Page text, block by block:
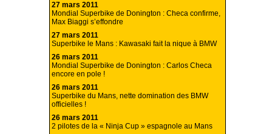
27 mars 2011
Mondial Superbike de Donington : Checa confirme,
Max Biaggi s’effondre
27 mars 2011
Superbike le Mans : Kawasaki fait la nique à BMW
26 mars 2011
Mondial Superbike de Donington : Carlos Checa
encore en pole !
26 mars 2011
Superbike du Mans, nette domination des BMW
officielles !
26 mars 2011
2 pilotes de la « Ninja Cup » espagnole au Mans